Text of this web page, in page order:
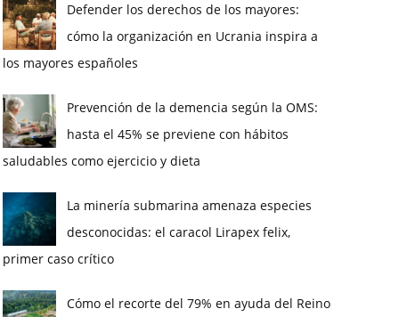
Defender los derechos de los mayores:
cómo la organización en Ucrania inspira a
los mayores españoles
Prevención de la demencia según la OMS:
hasta el 45% se previene con hábitos
saludables como ejercicio y dieta
La minería submarina amenaza especies
desconocidas: el caracol Lirapex felix,
primer caso crítico
Cómo el recorte del 79% en ayuda del Reino